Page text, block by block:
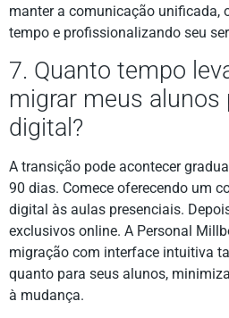
manter a comunicação unificada,
tempo e profissionalizando seu
7. Quanto tempo
migrar meus alunos
digital?
A transição pode acontecer
90 dias. Comece oferecendo um
digital às aulas presenciais.
exclusivos online. A Personal
migração com interface intuitiva
quanto para seus alunos,
à mudança.